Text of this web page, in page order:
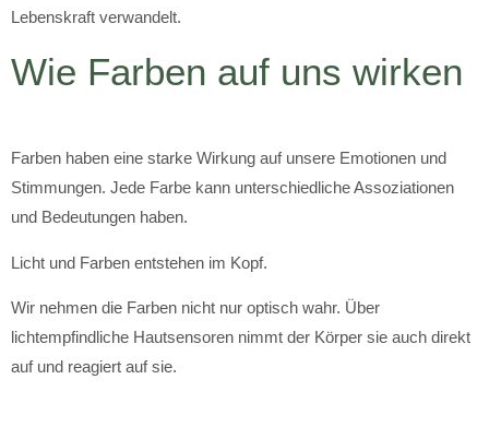
Lebenskraft verwandelt.
Wie Farben auf uns wirken
Farben haben eine starke Wirkung auf unsere Emotionen und
Stimmungen. Jede Farbe kann unterschiedliche Assoziationen
und Bedeutungen haben.
Licht und Farben entstehen im Kopf.
Wir nehmen die Farben nicht nur optisch wahr. Über
lichtempfindliche Hautsensoren nimmt der Körper sie auch direkt
auf und reagiert auf sie.